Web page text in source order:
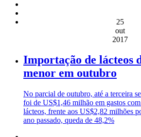
25
out
2017
Importação de lácteos
menor em outubro
No parcial de outubro, até a terceira
foi de US$1,46 milhão em gastos
lácteos, frente aos US$2,82 milhões
ano passado, queda de 48,2%